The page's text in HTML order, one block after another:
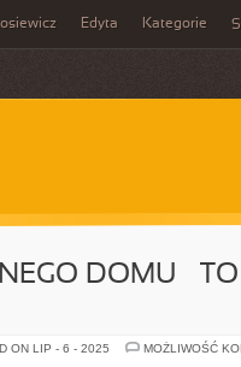
Edyta Kategorie
DOMU –
ON LIP - 6 - 2025
MOŻLIWOŚĆ